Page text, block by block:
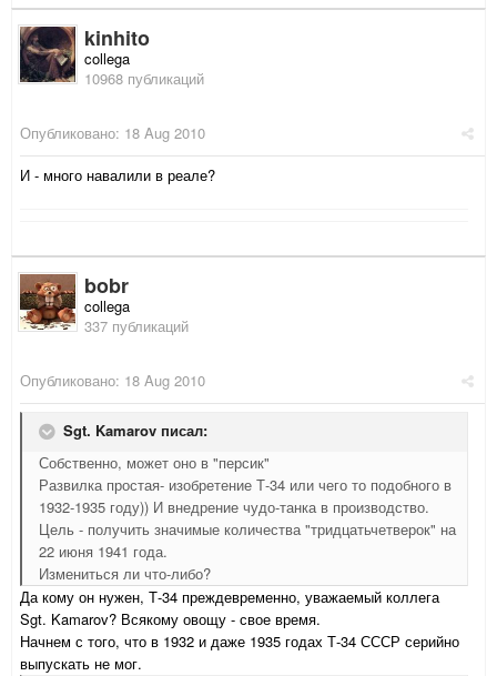
kinhito
collega
10968 публикаций
Опубликовано: 18 Aug 2010
И - много навалили в реале?
bobr
collega
337 публикаций
Опубликовано: 18 Aug 2010
Sgt. Kamarov писал:
Собственно, может оно в "персик"
Развилка простая- изобретение Т-34 или чего то подобного в
1932-1935 году)) И внедрение чудо-танка в производство.
Цель - получить значимые количества "тридцатьчетверок" на
22 июня 1941 года.
Измениться ли что-либо?
Да кому он нужен, Т-34 преждевременно, уважаемый коллега
Sgt. Kamarov? Всякому овощу - свое время.
Начнем с того, что в 1932 и даже 1935 годах Т-34 СССР серийно
выпускать не мог.